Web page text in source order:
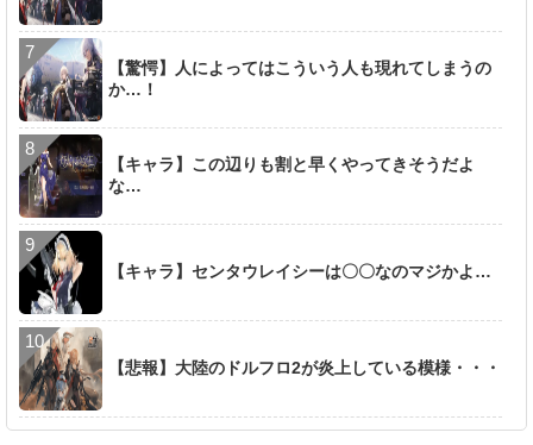
【驚愕】人によってはこういう人も現れてしまうの
か…！
【キャラ】この辺りも割と早くやってきそうだよ
な…
【キャラ】センタウレイシーは〇〇なのマジかよ…
【悲報】大陸のドルフロ2が炎上している模様・・・